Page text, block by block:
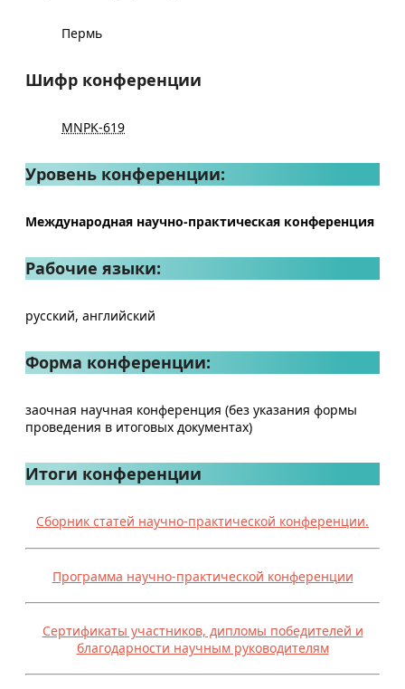
Пермь
Шифр конференции
MNPK-619
Уровень конференции:
Международная научно-практическая конференция
Рабочие языки:
русский, английский
Форма конференции:
заочная научная конференция (без указания формы
проведения в итоговых документах)
Итоги конференции
Сборник статей научно-практической конференции.
Программа научно-практической конференции
Сертификаты участников, дипломы победителей и
благодарности научным руководителям